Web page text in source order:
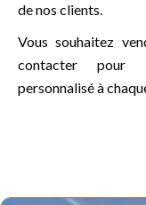
de nos clients.
Vous souhaitez
contacter pour
personnalisé à